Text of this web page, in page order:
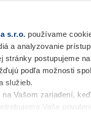
s.r.o. používame
a analyzovanie
stránky postupujeme
podľa možnosti
služieb.
Vašom zariadení,
Vaše